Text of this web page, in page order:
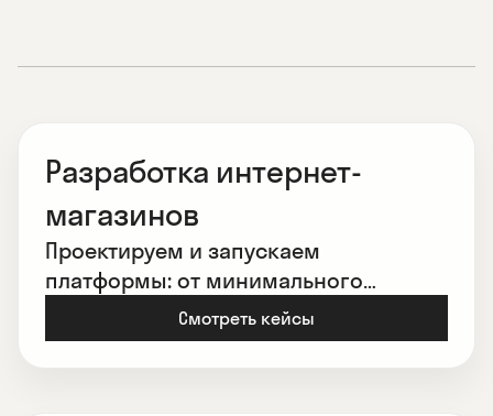
Разработка интернет-
магазинов
Проектируем и запускаем
платформы: от минимального
жизнеспособного продукта (MVP) до
сложных систем с интеграциями
Смотреть кейсы